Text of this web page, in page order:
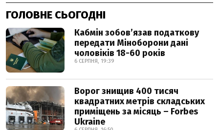
ГОЛОВНЕ СЬОГОДНІ
Кабмін зобовʼязав податкову
передати Міноборони дані
чоловіків 18-60 років
6 СЕРПНЯ, 19:39
Ворог знищив 400 тисяч
квадратних метрів складських
приміщень за місяць – Forbes
Ukraine